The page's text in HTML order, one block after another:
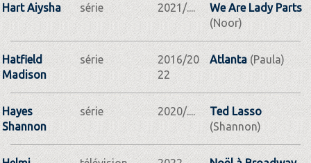
Hart Aiysha série 2021/....
We Are Lady Parts
(Noor)
Hatfield
Madison
série
2016/20
22
Atlanta(Paula)
Hayes
Shannon
série 2020/....
Ted Lasso
(Shannon)